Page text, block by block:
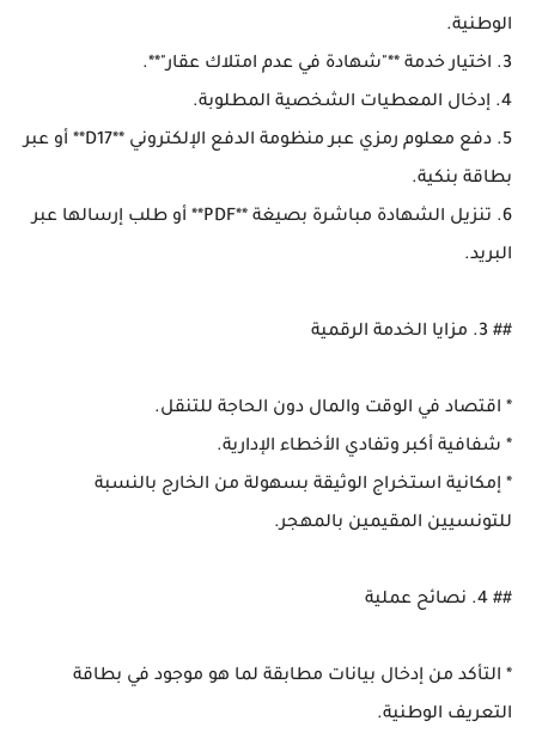
الوطنية.
3. اختيار خدمة **"شهادة في عدم امتلاك عقار"**.
4. إدخال المعطيات الشخصية المطلوبة.
5. دفع معلوم رمزي عبر منظومة الدفع الإلكتروني **D17** أو عبر
بطاقة بنكية.
6. تنزيل الشهادة مباشرة بصيغة **PDF** أو طلب إرسالها عبر
البريد.
## 3. مزايا الخدمة الرقمية
* اقتصاد في الوقت والمال دون الحاجة للتنقل.
* شفافية أكبر وتفادي الأخطاء الإدارية.
* إمكانية استخراج الوثيقة بسهولة من الخارج بالنسبة
للتونسيين المقيمين بالمهجر.
## 4. نصائح عملية
* التأكد من إدخال بيانات مطابقة لما هو موجود في بطاقة
التعريف الوطنية.